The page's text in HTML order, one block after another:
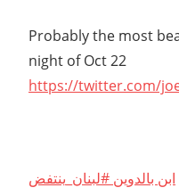
Probably the most
night of Oct 22
https://twitter.com/
ابن بالدوين #لبنان_ينتفض